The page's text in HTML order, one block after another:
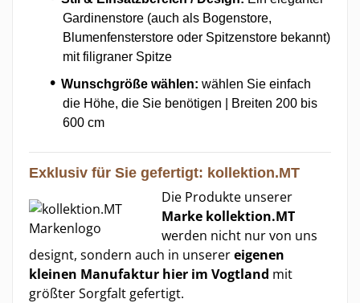
Gardinenstore (auch als Bogenstore,
Blumenfensterstore oder Spitzenstore bekannt)
mit filigraner Spitze
Wunschgröße wählen: wählen Sie einfach
die Höhe, die Sie benötigen | Breiten 200 bis
600 cm
Exklusiv für Sie gefertigt: kollektion.MT
Die Produkte unserer
Marke kollektion.MT
werden nicht nur von uns
designt, sondern auch in unserereigenen
kleinen Manufaktur hier im Vogtland mit
größter Sorgfalt gefertigt.